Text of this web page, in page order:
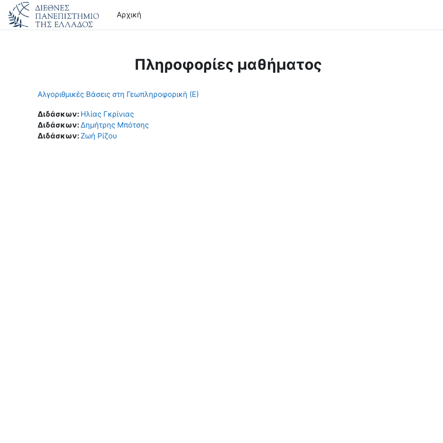
Μετάβαση στο κεντρικό περιεχόμενο
Αρχική
Πληροφορίες μαθήματος
Αλγοριθμικές Βάσεις στη Γεωπληροφορική (Ε)
Διδάσκων: Ηλίας Γκρίνιας
Διδάσκων:Δημήτρης Μπότσης
Διδάσκων:Ζωή Ρίζου